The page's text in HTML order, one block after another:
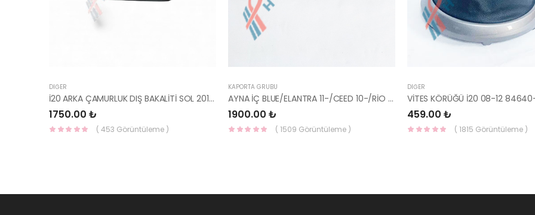
DIĞER
İ20 ARKA ÇAMURLUK DIŞ BAKALİTİ SOL 2015- ( PARLAK SİYAH ) 87360-C8000-YS
1750.00 ₺
( 453 Görüntüleme )
KAPORTA GRUBU
AYNA İÇ BLUE/ELANTRA 11-/CEED 10-/RİO 12-/SPORTAGE 11- 85101-3X100-HMC
1900.00 ₺
( 1509 Görüntüleme )
DIĞER
VİTES KÖRÜĞÜ İ20 08-12
459.00 ₺
( 1815 Görüntüleme )